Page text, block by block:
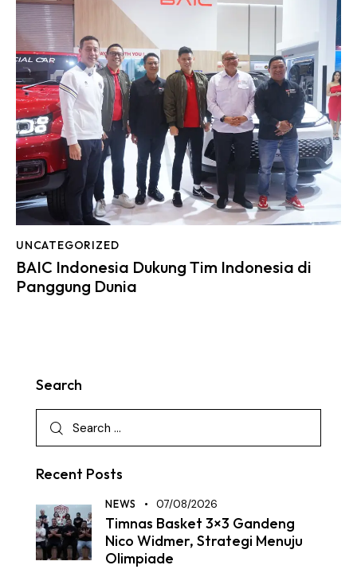
UNCATEGORIZED
BAIC Indonesia Dukung Tim Indonesia di
Panggung Dunia
Search
Recent Posts
NEWS 07/08/2026
Timnas Basket 3×3 Gandeng
Nico Widmer, Strategi Menuju
Olimpiade